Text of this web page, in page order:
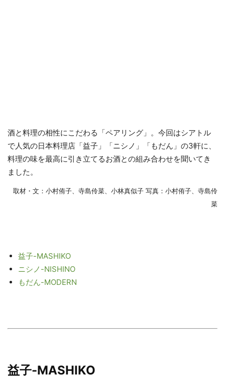
酒と料理の相性にこだわる「ペアリング」。今回はシアトル
で人気の日本料理店「益子」「ニシノ」「もだん」の3軒に、
料理の味を最高に引き立てるお酒との組み合わせを聞いてき
ました。
取材・文：小村侑子、寺島伶菜、小林真似子 写真：小村侑子、寺島伶
菜
益子-MASHIKO
ニシノ-NISHINO
もだん-MODERN
益子-MASHIKO